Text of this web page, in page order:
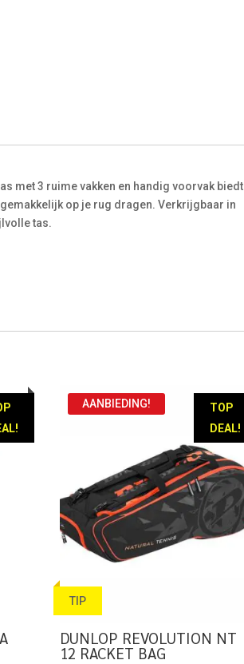
met 3 ruime vakken en handig voorvak biedt
op je rug dragen. Verkrijgbaar in
tas.
TOP
DEAL!
TIP
AANBIEDING!
DUNLOP REVOLUTION NT
12 RACKET BAG